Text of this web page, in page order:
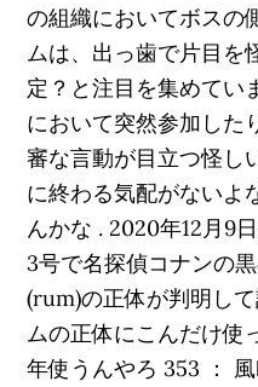
の組織においてボスの
ムは、出っ歯で片目を
定？と注目を集めてい
において突然参加した
審な言動が目立つ怪し
に終わる気配がないよ
んかな . 2020年12月9
3号で名探偵コナンの
(rum)の正体が判明し
ムの正体にこんだけ使
年使うんやろ 353 ：